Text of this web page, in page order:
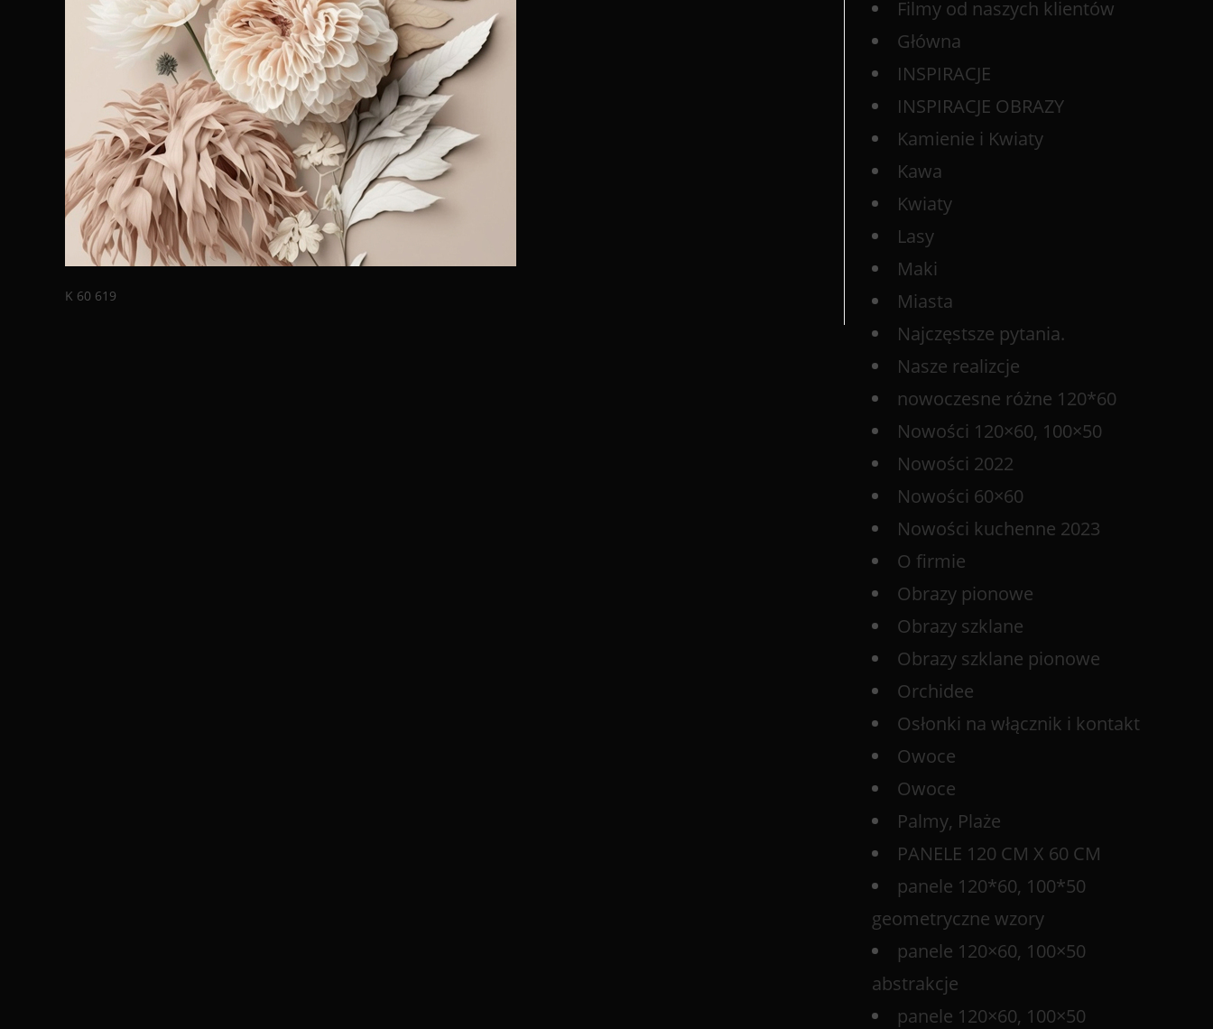
K 60 619
Filmy od naszych klientów
Główna
INSPIRACJE
INSPIRACJE OBRAZY
Kamienie i Kwiaty
Kawa
Kwiaty
Lasy
Maki
Miasta
Najczęstsze pytania.
Nasze realizcje
nowoczesne różne 120*60
Nowości 120×60, 100×50
Nowości 2022
Nowości 60×60
Nowości kuchenne 2023
O firmie
Obrazy pionowe
Obrazy szklane
Obrazy szklane pionowe
Orchidee
Osłonki na włącznik i kontakt
Owoce
Owoce
Palmy, Plaże
PANELE 120 CM X 60 CM
panele 120*60, 100*50
geometryczne wzory
panele 120×60, 100×50
abstrakcje
panele 120×60, 100×50